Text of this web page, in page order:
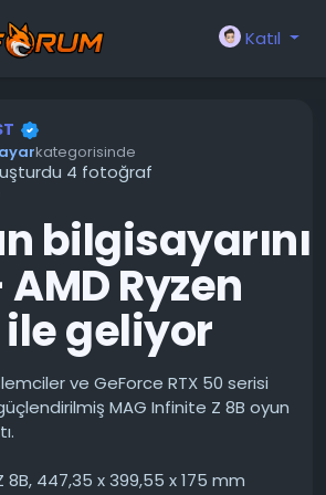
Katıl
kategorisinde
4 fotoğraf
bilgisayarını
Ryzen
geliyor
ve GeForce RTX 50 serisi
MAG Infinite Z 8B oyun
8B, 447,35 x 399,55 x 175 mm